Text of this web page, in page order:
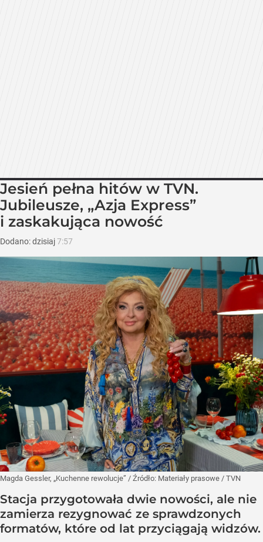
Jesień pełna hitów w TVN.
Jubileusze, „Azja Express”
i zaskakująca nowość
Dodano:dzisiaj7:57
Magda Gessler, „Kuchenne rewolucje” / Źródło: Materiały prasowe / TVN
Stacja przygotowała dwie nowości, ale nie
zamierza rezygnować ze sprawdzonych
formatów, które od lat przyciągają widzów.